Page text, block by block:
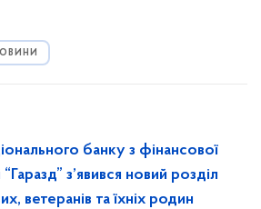
банку з фінансової
з’явився новий розділ
ветеранів та їхніх родин